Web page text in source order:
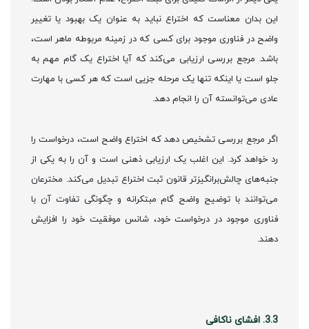
این بدان معناست که اختراع نباید به عنوان یک بهبود یا تغییر
واضح در فناوری موجود برای کسی که در زمینه مربوطه ماهر است،
باشد. مرجع بررسی ارزیابی می‌کند که آیا اختراع یک گام مهم به
جلو است یا اینکه تنها یک مرحله جزیی است که هر کسی با مهارت
عادی می‌توانسته آن را انجام دهد.
اگر مرجع بررسی تشخیص دهد که اختراع واضح است، درخواست را
رد خواهد کرد. این اغلب یک ارزیابی ذهنی است و آن را به یکی از
جنبه‌های چالش‌برانگیزتر قانون ثبت اختراع تبدیل می‌کند. مخترعان
می‌توانند با توضیح واضح گام مبتکرانه و چگونگی تفاوت آن با
فناوری موجود در درخواست خود، شانس موفقیت خود را افزایش
دهند.
3.3. افشای ناکافی